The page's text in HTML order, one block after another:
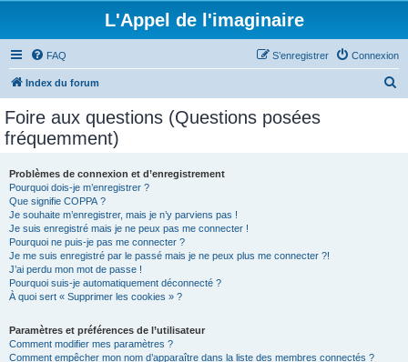
L'Appel de l'imaginaire
FAQ Connexion
S’enregistrer
Index du forum
Foire aux questions (Questions posées
fréquemment)
Problèmes de connexion et d’enregistrement
Pourquoi dois-je m’enregistrer ?
Que signifie COPPA ?
Je souhaite m’enregistrer, mais je n’y parviens pas !
Je suis enregistré mais je ne peux pas me connecter !
Pourquoi ne puis-je pas me connecter ?
Je me suis enregistré par le passé mais je ne peux plus me connecter ?!
J’ai perdu mon mot de passe !
Pourquoi suis-je automatiquement déconnecté ?
À quoi sert « Supprimer les cookies » ?
Paramètres et préférences de l’utilisateur
Comment modifier mes paramètres ?
Comment empêcher mon nom d’apparaître dans la liste des membres connectés ?